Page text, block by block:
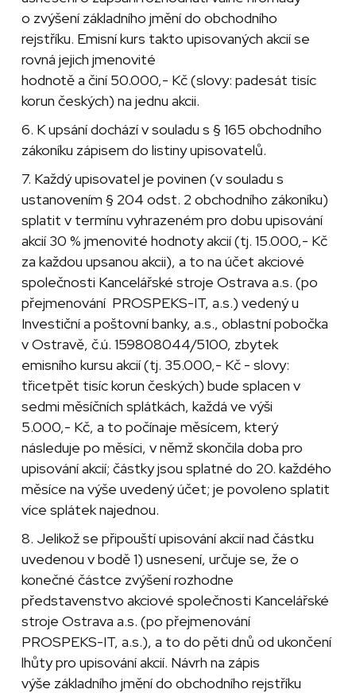
o zvýšení základního jmění do obchodního
rejstříku. Emisní kurs takto upisovaných akcií se
rovná jejich jmenovité
hodnotě a činí 50.000,- Kč (slovy: padesát tisíc
korun českých) na jednu akcii.
6. K upsání dochází v souladu s § 165 obchodního
zákoníku zápisem do listiny upisovatelů.
7. Každý upisovatel je povinen (v souladu s
ustanovením § 204 odst. 2 obchodního zákoníku)
splatit v termínu vyhrazeném pro dobu upisování
akcií 30 % jmenovité hodnoty akcií (tj. 15.000,- Kč
za každou upsanou akcii), a to na účet akciové
společnosti Kancelářské stroje Ostrava a.s. (po
přejmenování PROSPEKS-IT, a.s.) vedený u
Investiční a poštovní banky, a.s., oblastní pobočka
v Ostravě, č.ú. 159808044/5100, zbytek
emisního kursu akcií (tj. 35.000,- Kč - slovy:
třicetpět tisíc korun českých) bude splacen v
sedmi měsíčních splátkách, každá ve výši
5.000,- Kč, a to počínaje měsícem, který
následuje po měsíci, v němž skončila doba pro
upisování akcií; částky jsou splatné do 20. každého
měsíce na výše uvedený účet; je povoleno splatit
více splátek najednou.
8. Jelikož se připouští upisování akcií nad částku
uvedenou v bodě 1) usnesení, určuje se, že o
konečné částce zvýšení rozhodne
představenstvo akciové společnosti Kancelářské
stroje Ostrava a.s. (po přejmenování
PROSPEKS-IT, a.s.), a to do pěti dnů od ukončení
lhůty pro upisování akcií. Návrh na zápis
výše základního jmění do obchodního rejstříku